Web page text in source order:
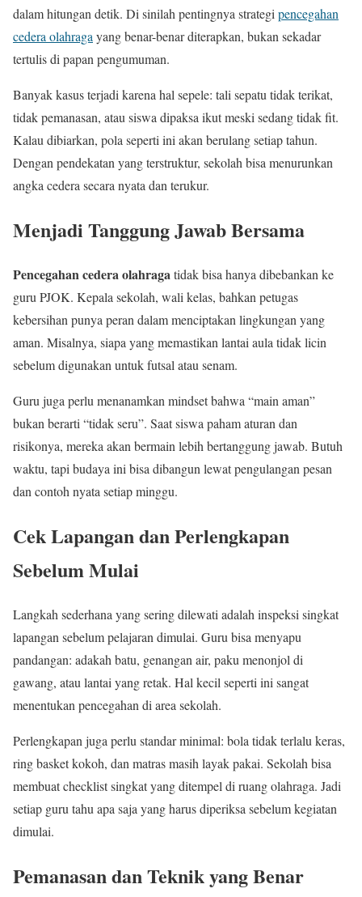
dalam hitungan detik. Di sinilah pentingnya strategi pencegahan
cedera olahraga yang benar-benar diterapkan, bukan sekadar
tertulis di papan pengumuman.
Banyak kasus terjadi karena hal sepele: tali sepatu tidak terikat,
tidak pemanasan, atau siswa dipaksa ikut meski sedang tidak fit.
Kalau dibiarkan, pola seperti ini akan berulang setiap tahun.
Dengan pendekatan yang terstruktur, sekolah bisa menurunkan
angka cedera secara nyata dan terukur.
Menjadi Tanggung Jawab Bersama
Pencegahan cedera olahragatidak bisa hanya dibebankan ke
guru PJOK. Kepala sekolah, wali kelas, bahkan petugas
kebersihan punya peran dalam menciptakan lingkungan yang
aman. Misalnya, siapa yang memastikan lantai aula tidak licin
sebelum digunakan untuk futsal atau senam.
Guru juga perlu menanamkan mindset bahwa “main aman”
bukan berarti “tidak seru”. Saat siswa paham aturan dan
risikonya, mereka akan bermain lebih bertanggung jawab. Butuh
waktu, tapi budaya ini bisa dibangun lewat pengulangan pesan
dan contoh nyata setiap minggu.
Cek Lapangan dan Perlengkapan
Sebelum Mulai
Langkah sederhana yang sering dilewati adalah inspeksi singkat
lapangan sebelum pelajaran dimulai. Guru bisa menyapu
pandangan: adakah batu, genangan air, paku menonjol di
gawang, atau lantai yang retak. Hal kecil seperti ini sangat
menentukan pencegahan di area sekolah.
Perlengkapan juga perlu standar minimal: bola tidak terlalu keras,
ring basket kokoh, dan matras masih layak pakai. Sekolah bisa
membuat checklist singkat yang ditempel di ruang olahraga. Jadi
setiap guru tahu apa saja yang harus diperiksa sebelum kegiatan
dimulai.
Pemanasan dan Teknik yang Benar